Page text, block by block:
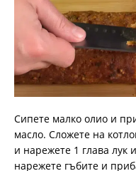
Сипете малко олио и
масло. Сложете на
и нарежете 1 глава лук
нарежете гъбите и